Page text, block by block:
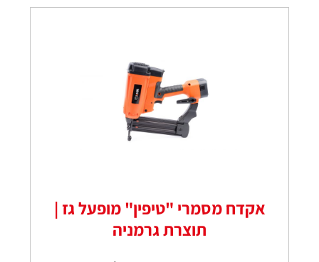
אקדח מסמרי "טיפין" מופעל גז |
תוצרת גרמניה